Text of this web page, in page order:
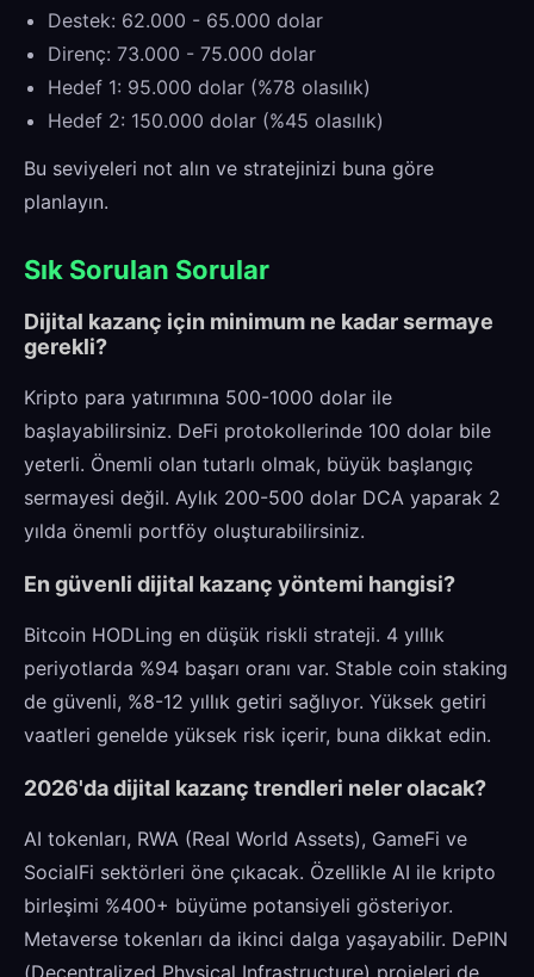
Destek: 62.000 - 65.000 dolar
Direnç: 73.000 - 75.000 dolar
Hedef 1: 95.000 dolar (%78 olasılık)
Hedef 2: 150.000 dolar (%45 olasılık)
Bu seviyeleri not alın ve stratejinizi buna göre
planlayın.
Sık Sorulan Sorular
Dijital kazanç için minimum ne kadar sermaye
gerekli?
Kripto para yatırımına 500-1000 dolar ile
başlayabilirsiniz. DeFi protokollerinde 100 dolar bile
yeterli. Önemli olan tutarlı olmak, büyük başlangıç
sermayesi değil. Aylık 200-500 dolar DCA yaparak 2
yılda önemli portföy oluşturabilirsiniz.
En güvenli dijital kazanç yöntemi hangisi?
Bitcoin HODLing en düşük riskli strateji. 4 yıllık
periyotlarda %94 başarı oranı var. Stable coin staking
de güvenli, %8-12 yıllık getiri sağlıyor. Yüksek getiri
vaatleri genelde yüksek risk içerir, buna dikkat edin.
2026'da dijital kazanç trendleri neler olacak?
AI tokenları, RWA (Real World Assets), GameFi ve
SocialFi sektörleri öne çıkacak. Özellikle AI ile kripto
birleşimi %400+ büyüme potansiyeli gösteriyor.
Metaverse tokenları da ikinci dalga yaşayabilir. DePIN